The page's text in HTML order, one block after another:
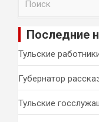
и
Последние
Тульские
Губернатор
Тульские